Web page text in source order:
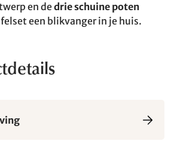
en dedrie schuine poten
een blikvanger in je huis.